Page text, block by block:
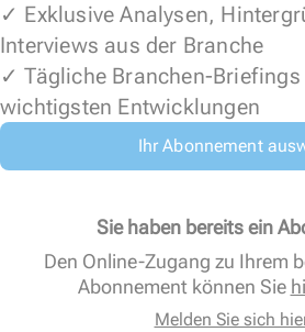
✓ Exklusive Analysen,
Interviews aus der Branche
✓ Tägliche Branchen-
wichtigsten Entwicklungen
Ihr Abonnement
Sie haben bereits ein
Den Online-Zugang zu Ihrem
Abonnement können Sie
Melden Sie sich